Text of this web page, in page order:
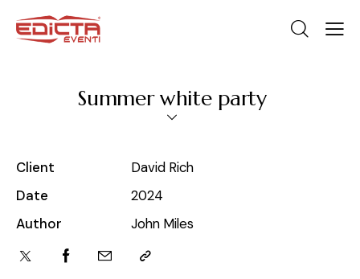
Summer white party
Client
David Rich
Date
2024
Author
John Miles